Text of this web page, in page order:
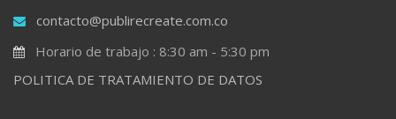
contacto@publirecreate.com.co
Horario de trabajo : 8:30 am - 5:30 pm
POLITICA DE TRATAMIENTO DE DATOS